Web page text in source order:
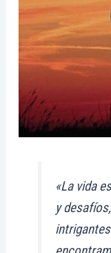
«La vida
y